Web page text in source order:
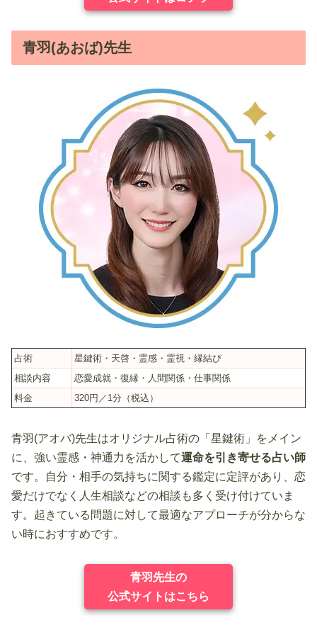
青羽(あおば)先生
占術
星鍵術・天啓・霊感・霊視・縁結び
相談内容
恋愛成就・復縁・人間関係・仕事関係
料金
320円／1分（税込）
青羽(アオバ)先生はオリジナル占術の「星鍵術」をメイン
に、強い霊感・神通力を活かして運命を引き寄せる占い師
です。自分・相手の気持ちに関する鑑定に定評があり、恋
愛だけでなく人生相談などの相談も多く受け付けていま
す。起きている問題に対して最適なアプローチが分からな
い時におすすめです。
青羽先生の
公式サイトはこちら